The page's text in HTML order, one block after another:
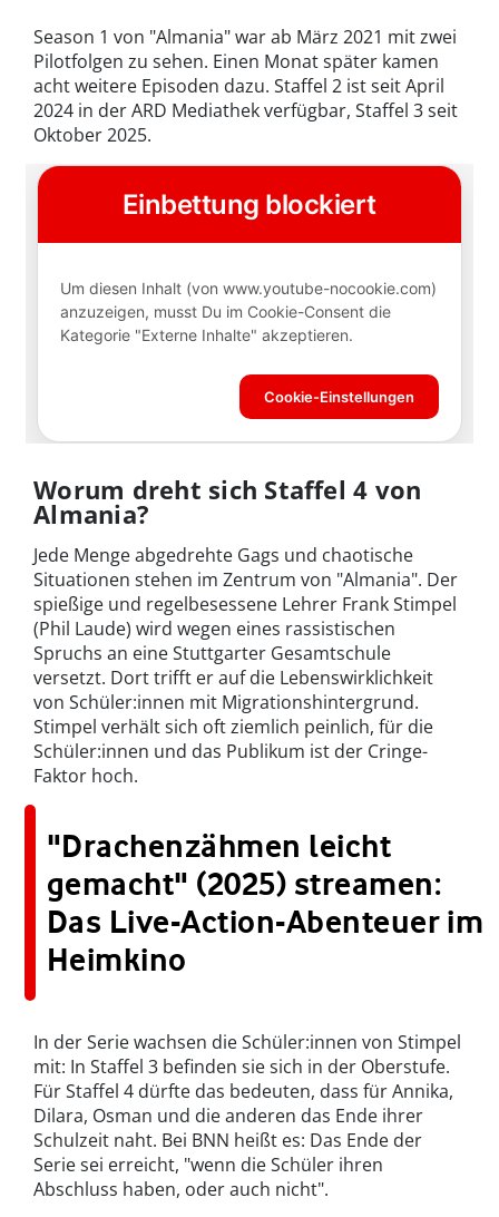
Season 1 von "Almania" war ab März 2021 mit zwei
Pilotfolgen zu sehen. Einen Monat später kamen
acht weitere Episoden dazu. Staffel 2 ist seit April
2024 in der ARD Mediathek verfügbar, Staffel 3 seit
Oktober 2025.
Worum dreht sich Staffel 4 von
Almania?
Jede Menge abgedrehte Gags und chaotische
Situationen stehen im Zentrum von "Almania". Der
spießige und regelbesessene Lehrer Frank Stimpel
(Phil Laude) wird wegen eines rassistischen
Spruchs an eine Stuttgarter Gesamtschule
versetzt. Dort trifft er auf die Lebenswirklichkeit
von Schüler:innen mit Migrationshintergrund.
Stimpel verhält sich oft ziemlich peinlich, für die
Schüler:innen und das Publikum ist der Cringe-
Faktor hoch.
"Drachenzähmen leicht
gemacht" (2025) streamen:
Das Live-Action-Abenteuer im
Heimkino
In der Serie wachsen die Schüler:innen von Stimpel
mit: In Staffel 3 befinden sie sich in der Oberstufe.
Für Staffel 4 dürfte das bedeuten, dass für Annika,
Dilara, Osman und die anderen das Ende ihrer
Schulzeit naht. Bei BNN heißt es: Das Ende der
Serie sei erreicht, "wenn die Schüler ihren
Abschluss haben, oder auch nicht".